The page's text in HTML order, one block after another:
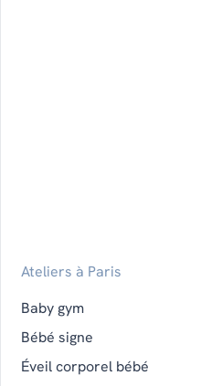
Ateliers à Paris
Baby gym
Bébé signe
Éveil corporel bébé